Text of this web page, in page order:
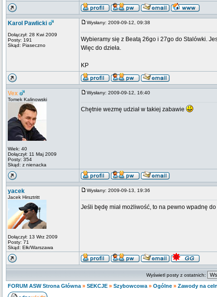
Karol Pawlicki
Dołączył: 28 Kwi 2009
Posty: 191
Skąd: Piaseczno
Wysłany: 2009-09-12, 09:38
Wybieramy się z Beatą 26go i 27go do Stalówki.
Więc do dzieła.
KP
Vex
Tomek Kalinowski
Wiek: 40
Dołączył: 11 Maj 2009
Posty: 354
Skąd: z nienacka
Wysłany: 2009-09-12, 16:40
Chętnie wezmę udział w takiej zabawie
yacek
Jacek Hirsztritt
Dołączył: 13 Wrz 2009
Posty: 71
Skąd: Ełk/Warszawa
Wysłany: 2009-09-13, 19:36
Jeśli będę miał możliwość, to na pewno wpadnę
Wyświetl posty z ostatnich:
FORUM ASW Strona Główna » SEKCJE » Szybowcowa » Ogólne » Zawody na